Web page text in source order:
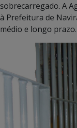
sobrecarregado. A
à Prefeitura de
médio e longo prazo.